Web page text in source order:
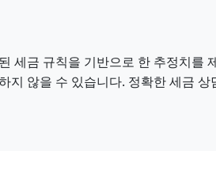
세금 규칙을 기반으로 한 추정치를
지 않을 수 있습니다. 정확한 세금